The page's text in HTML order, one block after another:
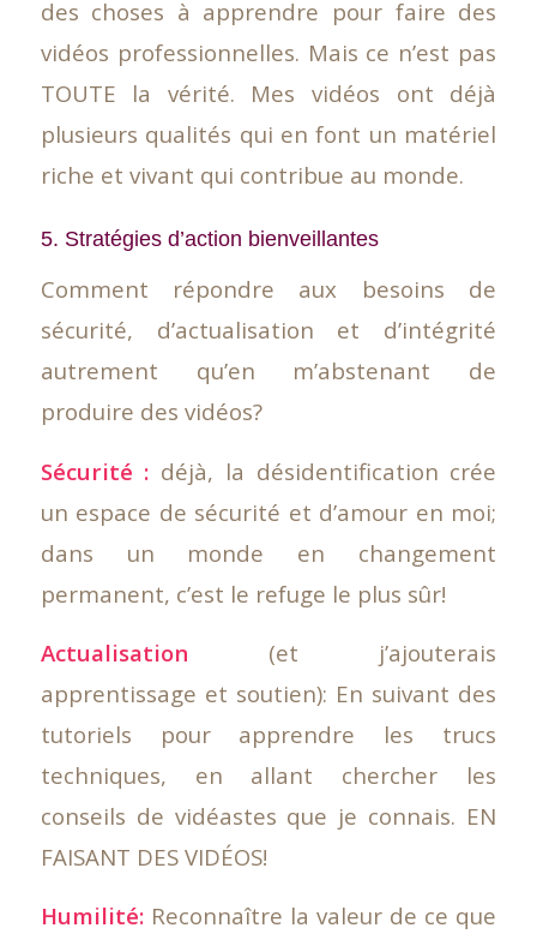
des choses à apprendre pour faire des
vidéos professionnelles. Mais ce n’est pas
TOUTE la vérité. Mes vidéos ont déjà
plusieurs qualités qui en font un matériel
riche et vivant qui contribue au monde.
5. Stratégies d’action bienveillantes
Comment répondre aux besoins de
sécurité, d’actualisation et d’intégrité
autrement qu’en m’abstenant de
produire des vidéos?
Sécurité : déjà, la désidentification crée
un espace de sécurité et d’amour en moi;
dans un monde en changement
permanent, c’est le refuge le plus sûr!
Actualisation (et j’ajouterais
apprentissage et soutien): En suivant des
tutoriels pour apprendre les trucs
techniques, en allant chercher les
conseils de vidéastes que je connais. EN
FAISANT DES VIDÉOS!
Humilité:Reconnaître la valeur de ce que